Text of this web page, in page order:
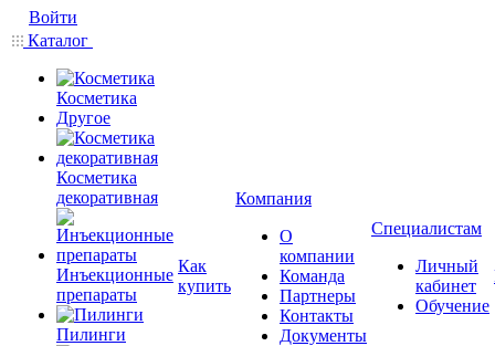
Войти
Каталог
Косметика
Другое
Косметика
декоративная
Инъекционные
препараты
Пилинги
Как
купить
Компания
О
компании
Команда
Партнеры
Контакты
Документы
Специалистам
Личный
кабинет
Обучение